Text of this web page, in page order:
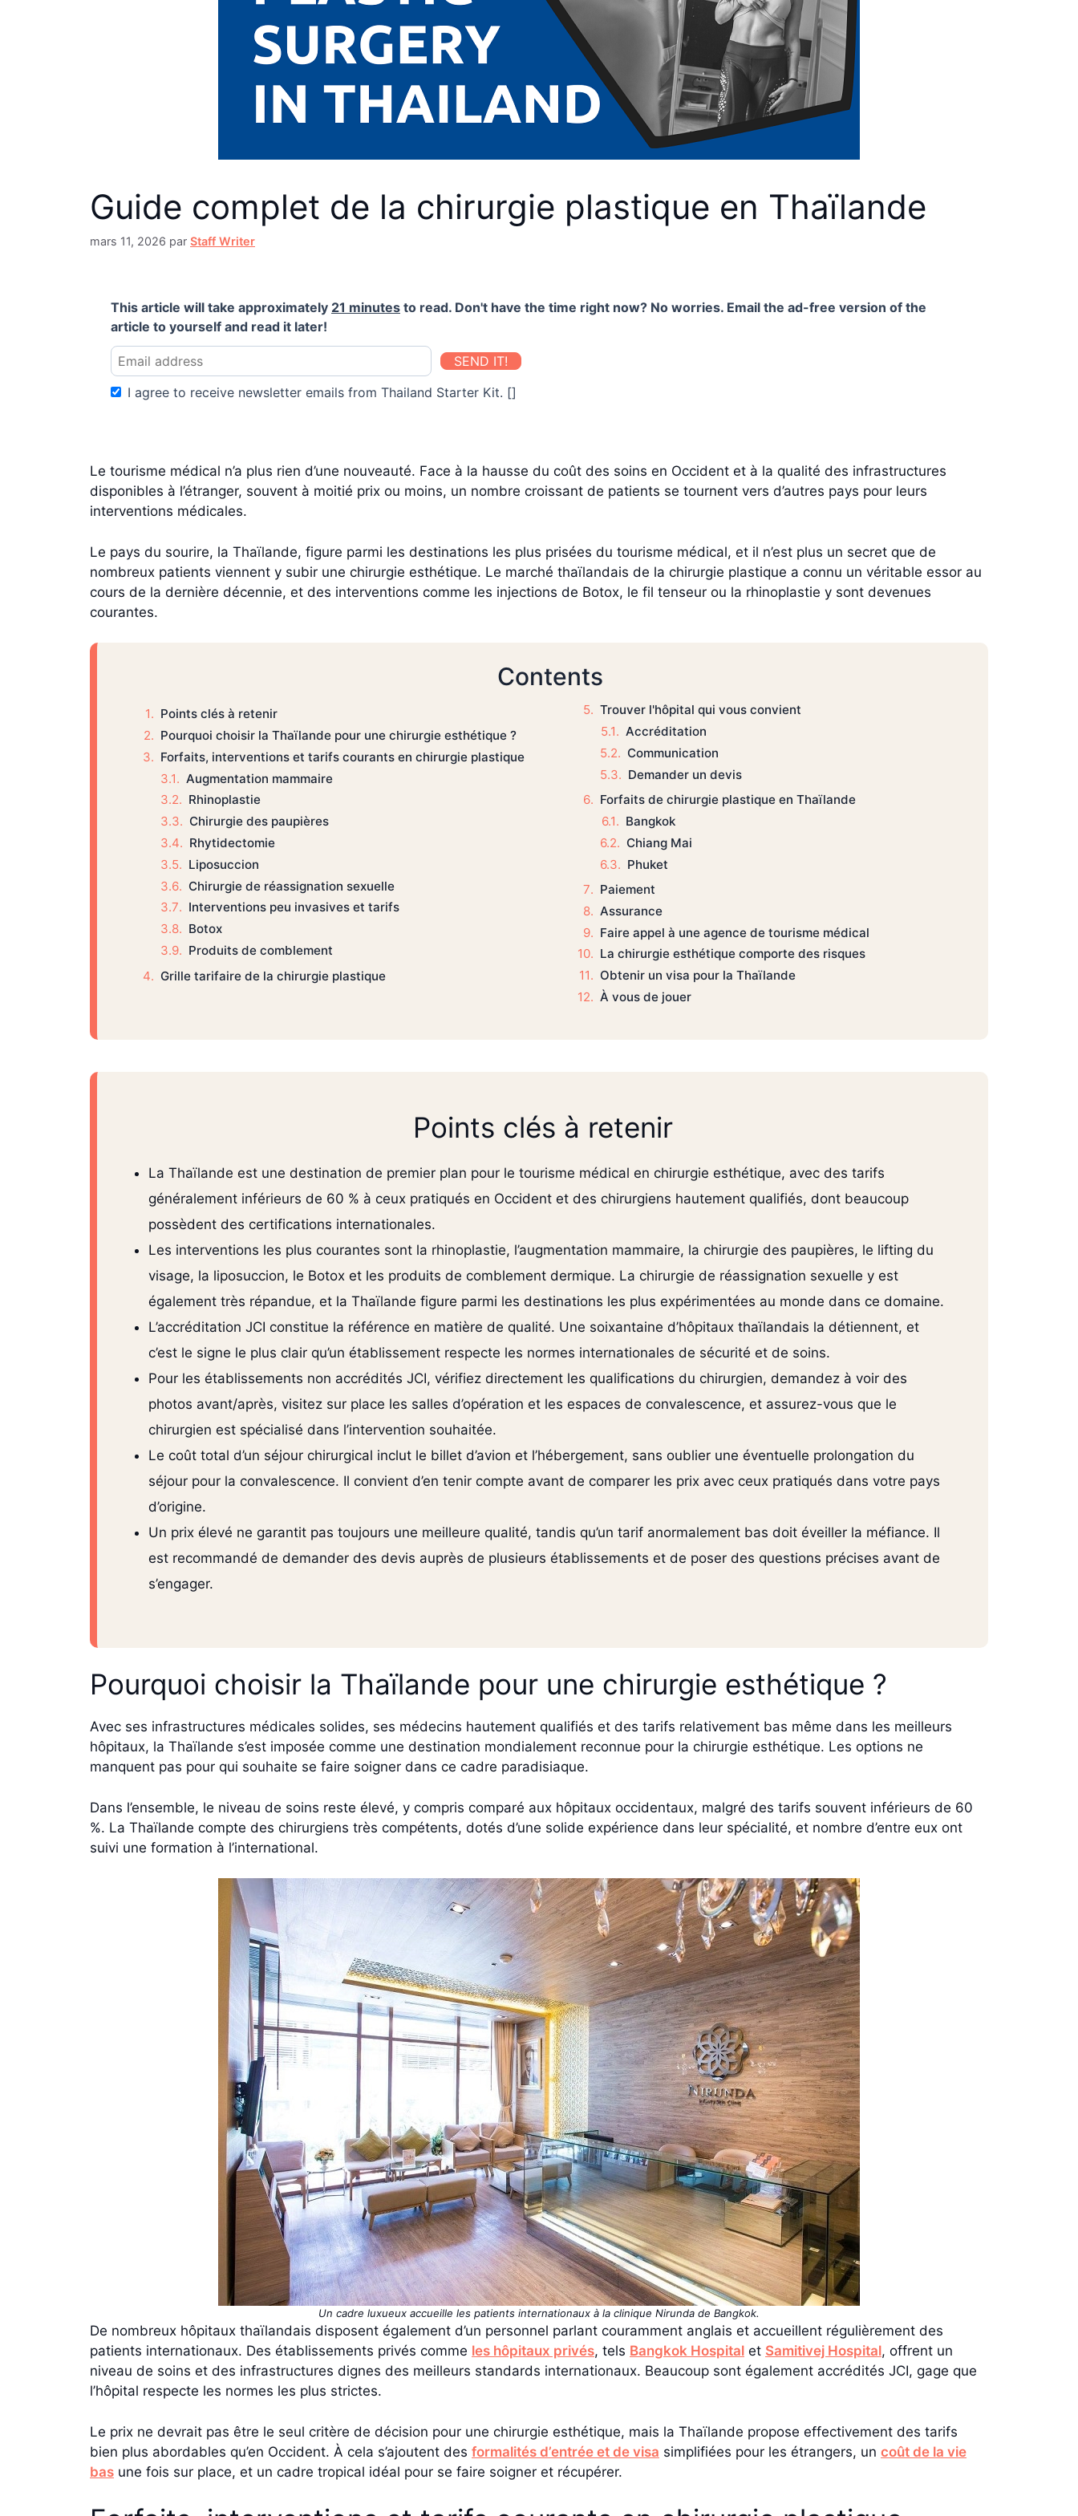
Guide complet de la chirurgie plastique en Thaïlande
mars 11, 2026 par Staff Writer
This article will take approximately 21 minutes to read. Don't have the time right now? No worries. Email the ad-free version of the
article to yourself and read it later!
SEND IT!
I agree to receive newsletter emails from Thailand Starter Kit. []
Le tourisme médical n’a plus rien d’une nouveauté. Face à la hausse du coût des soins en Occident et à la qualité des infrastructures
disponibles à l’étranger, souvent à moitié prix ou moins, un nombre croissant de patients se tournent vers d’autres pays pour leurs
interventions médicales.
Le pays du sourire, la Thaïlande, figure parmi les destinations les plus prisées du tourisme médical, et il n’est plus un secret que de
nombreux patients viennent y subir une chirurgie esthétique. Le marché thaïlandais de la chirurgie plastique a connu un véritable essor au
cours de la dernière décennie, et des interventions comme les injections de Botox, le fil tenseur ou la rhinoplastie y sont devenues
courantes.
Contents
Points clés à retenir
Pourquoi choisir la Thaïlande pour une chirurgie esthétique ?
Forfaits, interventions et tarifs courants en chirurgie plastique
Augmentation mammaire
Rhinoplastie
Chirurgie des paupières
Rhytidectomie
Liposuccion
Chirurgie de réassignation sexuelle
Interventions peu invasives et tarifs
Botox
Produits de comblement
Grille tarifaire de la chirurgie plastique
Trouver l'hôpital qui vous convient
Accréditation
Communication
Demander un devis
Forfaits de chirurgie plastique en Thaïlande
Bangkok
Chiang Mai
Phuket
Paiement
Assurance
Faire appel à une agence de tourisme médical
La chirurgie esthétique comporte des risques
Obtenir un visa pour la Thaïlande
À vous de jouer
Points clés à retenir
La Thaïlande est une destination de premier plan pour le tourisme médical en chirurgie esthétique, avec des tarifs
généralement inférieurs de 60 % à ceux pratiqués en Occident et des chirurgiens hautement qualifiés, dont beaucoup
possèdent des certifications internationales.
Les interventions les plus courantes sont la rhinoplastie, l’augmentation mammaire, la chirurgie des paupières, le lifting du
visage, la liposuccion, le Botox et les produits de comblement dermique. La chirurgie de réassignation sexuelle y est
également très répandue, et la Thaïlande figure parmi les destinations les plus expérimentées au monde dans ce domaine.
L’accréditation JCI constitue la référence en matière de qualité. Une soixantaine d’hôpitaux thaïlandais la détiennent, et
c’est le signe le plus clair qu’un établissement respecte les normes internationales de sécurité et de soins.
Pour les établissements non accrédités JCI, vérifiez directement les qualifications du chirurgien, demandez à voir des
photos avant/après, visitez sur place les salles d’opération et les espaces de convalescence, et assurez-vous que le
chirurgien est spécialisé dans l’intervention souhaitée.
Le coût total d’un séjour chirurgical inclut le billet d’avion et l’hébergement, sans oublier une éventuelle prolongation du
séjour pour la convalescence. Il convient d’en tenir compte avant de comparer les prix avec ceux pratiqués dans votre pays
d’origine.
Un prix élevé ne garantit pas toujours une meilleure qualité, tandis qu’un tarif anormalement bas doit éveiller la méfiance. Il
est recommandé de demander des devis auprès de plusieurs établissements et de poser des questions précises avant de
s’engager.
Pourquoi choisir la Thaïlande pour une chirurgie esthétique ?
Avec ses infrastructures médicales solides, ses médecins hautement qualifiés et des tarifs relativement bas même dans les meilleurs
hôpitaux, la Thaïlande s’est imposée comme une destination mondialement reconnue pour la chirurgie esthétique. Les options ne
manquent pas pour qui souhaite se faire soigner dans ce cadre paradisiaque.
Dans l’ensemble, le niveau de soins reste élevé, y compris comparé aux hôpitaux occidentaux, malgré des tarifs souvent inférieurs de 60
%. La Thaïlande compte des chirurgiens très compétents, dotés d’une solide expérience dans leur spécialité, et nombre d’entre eux ont
suivi une formation à l’international.
Un cadre luxueux accueille les patients internationaux à la clinique Nirunda de Bangkok.
De nombreux hôpitaux thaïlandais disposent également d’un personnel parlant couramment anglais et accueillent régulièrement des
patients internationaux. Des établissements privés comme les hôpitaux privés, tels Bangkok Hospital et Samitivej Hospital, offrent un
niveau de soins et des infrastructures dignes des meilleurs standards internationaux. Beaucoup sont également accrédités JCI, gage que
l’hôpital respecte les normes les plus strictes.
Le prix ne devrait pas être le seul critère de décision pour une chirurgie esthétique, mais la Thaïlande propose effectivement des tarifs
bien plus abordables qu’en Occident. À cela s’ajoutent des formalités d’entrée et de visa simplifiées pour les étrangers, un coût de la vie
bas une fois sur place, et un cadre tropical idéal pour se faire soigner et récupérer.